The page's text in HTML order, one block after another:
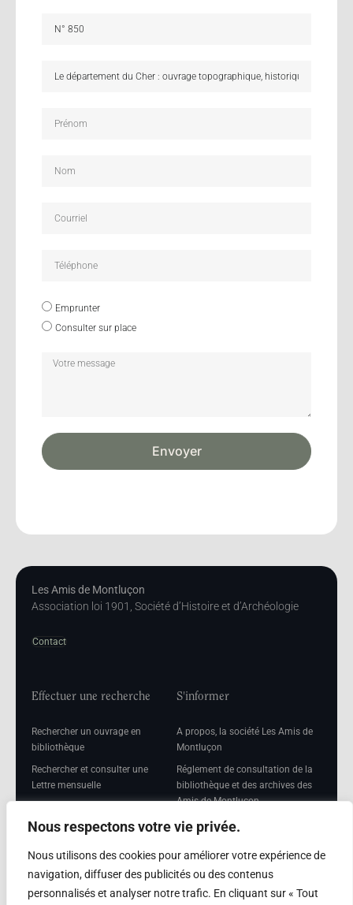
Nous respectons votre vie privée.
Nous utilisons des cookies pour améliorer votre expérience de
navigation, diffuser des publicités ou des contenus
personnalisés et analyser notre trafic. En cliquant sur « Tout
Emprunter
Consulter sur place
Envoyer
Les Amis de Montluçon
Association loi 1901, Société d’Histoire et d’Archéologie
Contact
Effectuer une recherche
Rechercher un ouvrage en
bibliothèque
Rechercher et consulter une
Lettre mensuelle
mensuelle
S'informer
A propos, la société Les Amis de
Montluçon
Réglement de consultation de la
bibliothèque et des archives des
Amis de Montluçon
Mentions légales
Adhérer